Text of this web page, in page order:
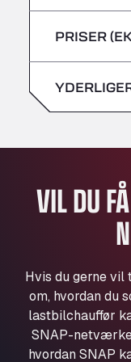
All 4 Trucks
American
Av. des Etats-
Aut. A4 Salida
AP7 Salida 2,
Andamur
A-15 Salida
Andamur
Aut A1 Exit
Anglia Motel
Washway
Anpol Sp. z
Ul. Torunska
lørdag
lørdag
PRISER
VIL DU
Hvis du gerne vil
om, hvordan du
lastbilchauffør
SNAP-
hvordan SNAP